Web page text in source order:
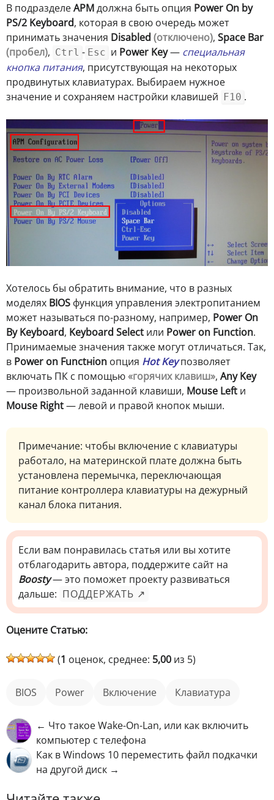
В подразделеAPMдолжна быть опция Power On by
PS/2 Keyboard, которая в свою очередь может
принимать значения Disabled (отключено), Space Bar
(пробел), Ctrl - Esc и Power Key— специальная
кнопка питания, присутствующая на некоторых
продвинутых клавиатурах. Выбираем нужное
значение и сохраняем настройки клавишей F10 .
Хотелось бы обратить внимание, что в разных
моделях BIOS функция управления электропитанием
может называться по-разному, например, Power On
By Keyboard, Keyboard Selеct или Power on Function.
Принимаемые значения также могут отличаться. Так,
в Power on Functнion опция Hot Keyпозволяет
включать ПК с помощью«горячих клавиш», Any Key
— произвольной заданной клавиши, Mouse Left и
Mouse Right— левой и правой кнопок мыши.
Примечание: чтобы включение с клавиатуры
работало, на материнской плате должна быть
установлена перемычка, переключающая
питание контроллера клавиатуры на дежурный
канал блока питания.
Если вам понравилась статья или вы хотите
отблагодарить автора, поддержите сайт на
Boosty— это поможет проекту развиваться
дальше: ПОДДЕРЖАТЬ ↗
Оцените Статью:
(1 оценок, среднее: 5,00 из 5)
BIOS Power включение клавиатура
← Что такое Wake-On-Lan, или как включить
компьютер с телефона
Как в Windows 10 переместить файл подкачки
на другой диск →